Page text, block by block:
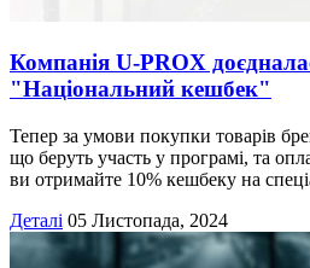
Компанія U-PROX
"Національний кешбек"
Тепер за умови покупки товарів
що беруть участь у програмі, та
ви отримайте 10% кешбеку на
Деталі 05 Листопада, 2024